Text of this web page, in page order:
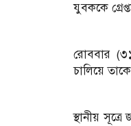
যুবককে
রোববার
চালিয়ে
স্থানীয়